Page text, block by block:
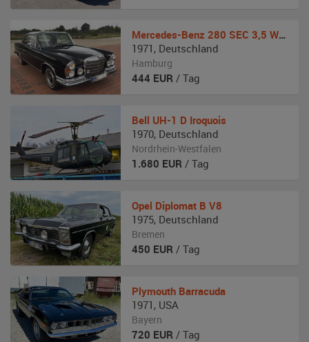
Mercedes-Benz 280 SEC 3,5 W 111
1971 , Deutschland
Hamburg
444 EUR / Tag
Bell UH-1 D Iroquois
1970, Deutschland
Nordrhein-Westfalen
1.680 EUR / Tag
Opel Diplomat B V8
1975, Deutschland
Bremen
450 EUR / Tag
Plymouth Barracuda
1971 , USA
Bayern
720 EUR / Tag